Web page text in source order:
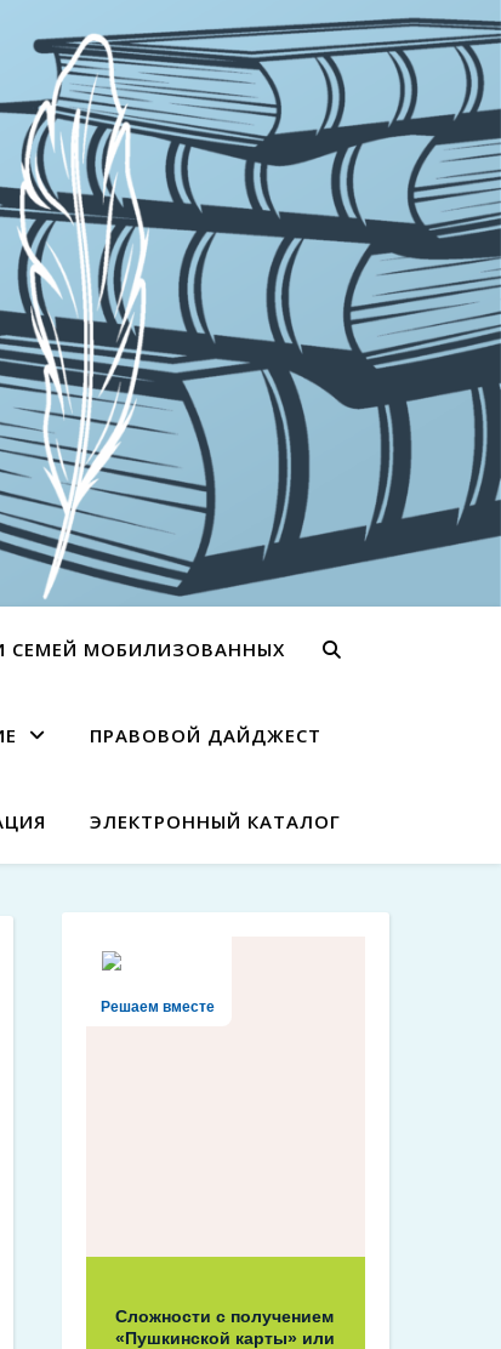
СЕМЕЙ МОБИЛИЗОВАННЫХ
ПРАВОВОЙ ДАЙДЖЕСТ
ЭЛЕКТРОННЫЙ КАТАЛОГ
Решаем вместе
Сложности с получением
«Пушкинской карты» или